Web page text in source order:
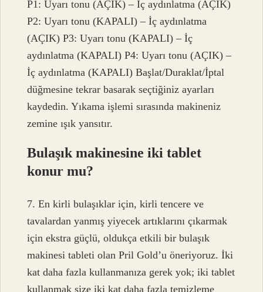
P1: Uyarı tonu (AÇIK) – İç aydınlatma (AÇIK)
P2: Uyarı tonu (KAPALI) – İç aydınlatma
(AÇIK) P3: Uyarı tonu (KAPALI) – İç
aydınlatma (KAPALI) P4: Uyarı tonu (AÇIK) –
İç aydınlatma (KAPALI) Başlat/Duraklat/İptal
düğmesine tekrar basarak seçtiğiniz ayarları
kaydedin. Yıkama işlemi sırasında makineniz
zemine ışık yansıtır.
Bulaşık makinesine iki tablet
konur mu?
7. En kirli bulaşıklar için, kirli tencere ve
tavalardan yanmış yiyecek artıklarını çıkarmak
için ekstra güçlü, oldukça etkili bir bulaşık
makinesi tableti olan Pril Gold’u öneriyoruz. İki
kat daha fazla kullanmanıza gerek yok; iki tablet
kullanmak size iki kat daha fazla temizleme